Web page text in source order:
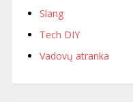
Slang
Tech DIY
Vadovų atranka